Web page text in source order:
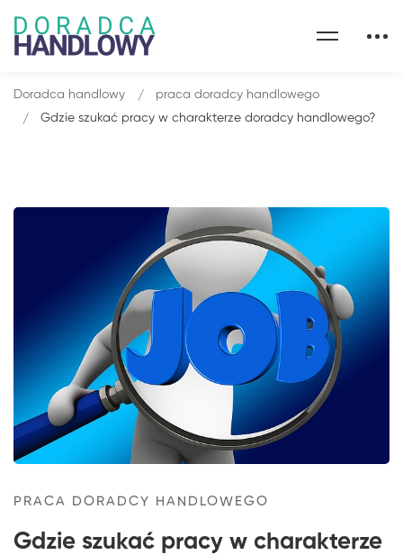
Doradca handlowy
praca doradcy handlowego
Gdzie szukać pracy w charakterze doradcy handlowego?
PRACA DORADCY HANDLOWEGO
Gdzie szukać pracy w charakterze